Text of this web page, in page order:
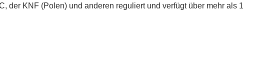
der KNF (Polen) und anderen reguliert und verfügt über mehr als 1